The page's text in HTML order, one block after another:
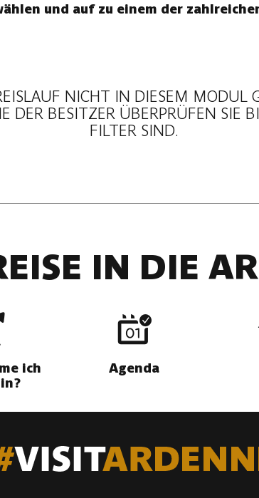
und auf zu einem der
NICHT IN DIESEM MODUL
DER BESITZER ÜBERPRÜFEN SIE
FILTER SIND.
IN DIE
ich
Agenda